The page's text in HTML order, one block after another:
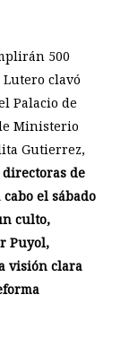
500
clavó
Palacio de
Ministerio
Gutierrez,
directoras de
el sábado
culto,
Puyol,
visión clara